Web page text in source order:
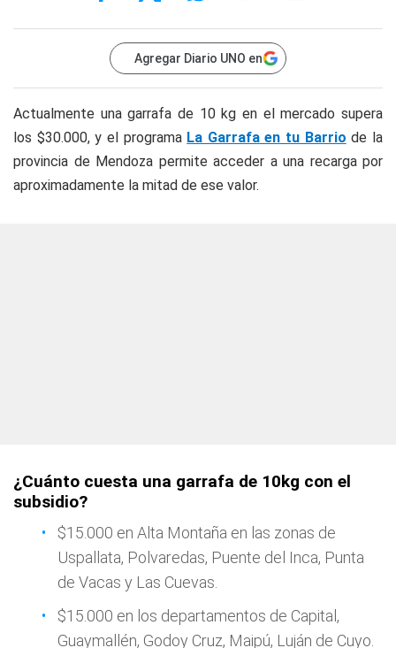
Agregar Diario UNO en
Actualmente una garrafa de 10 kg en el mercado supera
los $30.000, y el programa La Garrafa en tu Barrio de la
provincia de Mendoza permite acceder a una recarga por
aproximadamente la mitad de ese valor.
¿Cuánto cuesta una garrafa de 10kg con el
subsidio?
$15.000 en Alta Montaña en las zonas de
Uspallata, Polvaredas, Puente del Inca, Punta
de Vacas y Las Cuevas.
$15.000 en los departamentos de Capital,
Guaymallén, Godoy Cruz, Maipú, Luján de Cuyo.